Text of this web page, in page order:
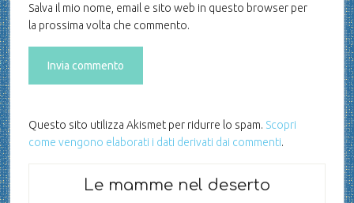
Salva il mio nome, email e sito web in questo browser per
la prossima volta che commento.
Questo sito utilizza Akismet per ridurre lo spam. Scopri
come vengono elaborati i dati derivati dai commenti.
Le mamme nel deserto